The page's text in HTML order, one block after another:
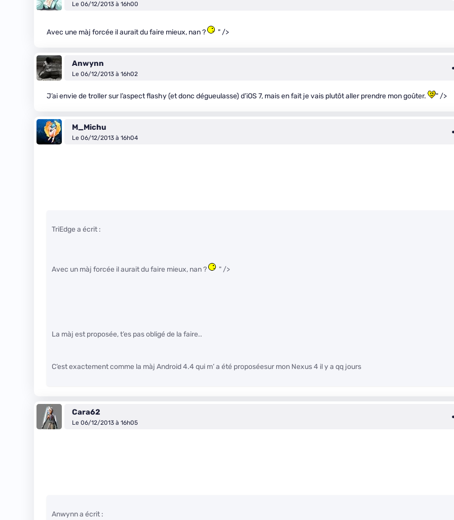
Le 06/12/2013 à 16h00
Avec une màj forcée il aurait du faire mieux, nan ? " />
Anwynn
Le 06/12/2013 à 16h02
J’ai envie de troller sur l’aspect flashy (et donc dégueulasse) d’iOS 7, mais en fait je vais plutôt aller prendre mon goûter. " />
M_Michu
Le 06/12/2013 à 16h04
TriEdge a écrit :
Avec un màj forcée il aurait du faire mieux, nan ? " />
La màj est proposée, t’es pas obligé de la faire..
C’est exactement comme la màj Android 4.4 qui m’ a été proposéesur mon Nexus 4 il y a qq jours
Cara62
Le 06/12/2013 à 16h05
Anwynn a écrit :